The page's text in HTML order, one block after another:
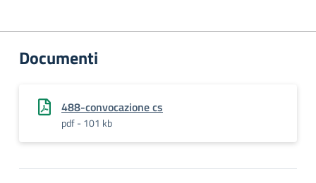
Documenti
488-convocazione cs
pdf - 101 kb